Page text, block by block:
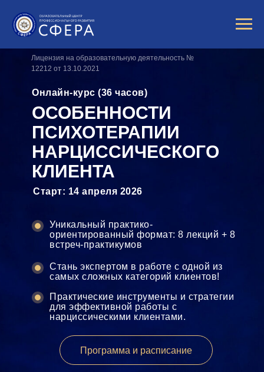
Программа и расписание
Практические инструменты и стратегии
для эффективной работы с
нарциссическими клиентами.
Стань экспертом в работе с одной из
самых сложных категорий клиентов!
Уникальный практико-
ориентированный формат: 8 лекций + 8
встреч-практикумов
Старт: 14 апреля 2026
ОСОБЕННОСТИ
ПСИХОТЕРАПИИ
НАРЦИССИЧЕСКОГО
КЛИЕНТА
Онлайн-курс (36 часов)
Лицензия на образовательную деятельность №
12212 от 13.10.2021